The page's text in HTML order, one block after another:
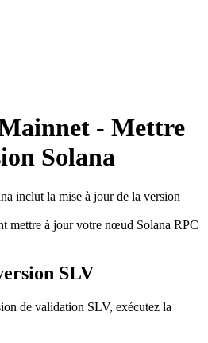
- Mettre
Solana
inclut la mise à jour de la version
mettre à jour votre nœud Solana RPC
SLV
de validation SLV, exécutez la